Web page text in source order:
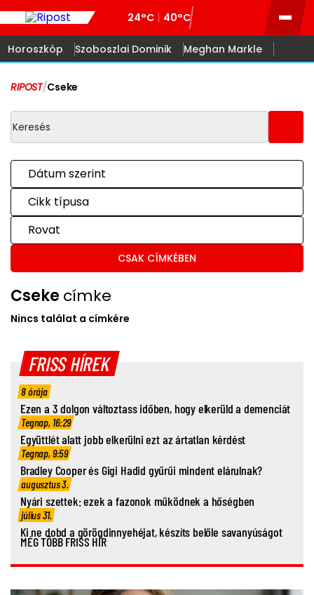
24°C 40°C
Horoszkóp Szoboszlai Dominik Meghan Markle
RIPOST/Cseke
Dátum szerint
Cikk típusa
Rovat
CSAK CÍMKÉBEN
Csekecímke
Nincs találat a címkére
FRISS HÍREK
8 órája
Ezen a 3 dolgon változtass időben, hogy elkerüld a demenciát
Tegnap, 16:29
Együttlét alatt jobb elkerülni ezt az ártatlan kérdést
Tegnap, 9:59
Bradley Cooper és Gigi Hadid gyűrűi mindent elárulnak?
augusztus 3.
Nyári szettek: ezek a fazonok működnek a hőségben
július 31.
Ki ne dobd a görögdinnyehéjat, készíts belőle savanyúságot
MÉG TÖBB FRISS HÍR